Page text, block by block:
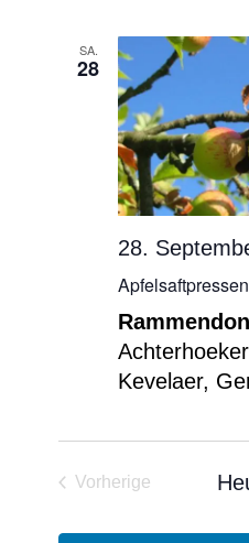
SA.
28
28.
Apfelsaftpressen
Kevelaer,
Vorherige